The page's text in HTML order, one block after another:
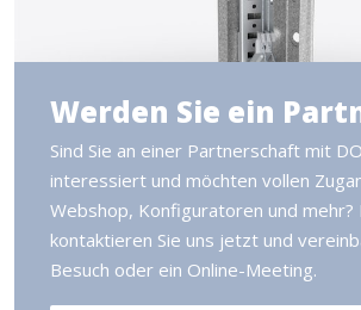
Werden Sie ein
Sind Sie an einer Partnerschaft mit
interessiert und möchten vollen
Webshop, Konfiguratoren und mehr?
kontaktieren Sie uns jetzt und
Besuch oder ein Online-Meeting.